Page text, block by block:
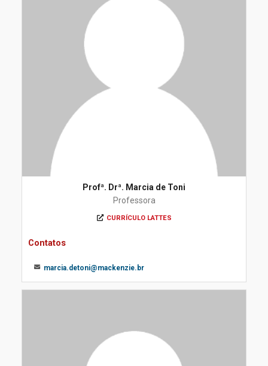
Profª. Drª. Marcia de Toni
Professora
CURRÍCULO LATTES
Contatos
marcia.detoni@mackenzie.br